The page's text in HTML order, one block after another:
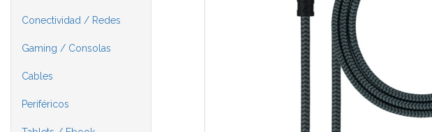
Conectividad / Redes
Gaming / Consolas
Cables
Periféricos